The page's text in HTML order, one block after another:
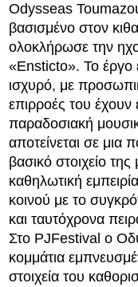
Odysseas
βασισμένο στον
ολοκλήρωσε την
«Ensticto». Το έργο
ισχυρό, με
επιρροές του έχουν
παραδοσιακή
αποτείνεται σε μια
βασικό στοιχείο
καθηλωτική
κοινού με το
και ταυτόχρονα
Στο PJFestival ο
κομμάτια
στοιχεία του